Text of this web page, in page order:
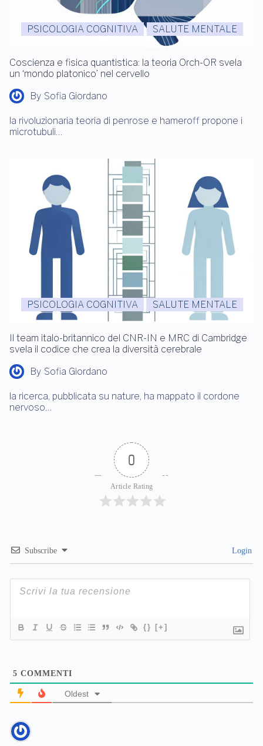
PSICOLOGIA COGNITIVA SALUTE MENTALE
Coscienza e fisica quantistica: la teoria Orch-OR svela
un ‘mondo platonico’ nel cervello
By Sofia Giordano
la rivoluzionaria teoria di penrose e hameroff propone i
microtubuli…
PSICOLOGIA COGNITIVA SALUTE MENTALE
Il team italo-britannico del CNR-IN e MRC di Cambridge
svela il codice che crea la diversità cerebrale
By Sofia Giordano
la ricerca, pubblicata su nature, ha mappato il cordone
nervoso…
0
Article Rating
Subscribe Login
{} [+]
5 COMMENTI
Oldest